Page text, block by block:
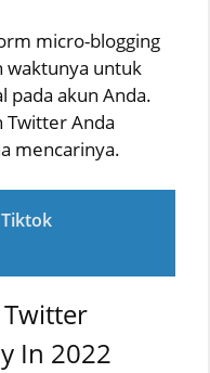
micro-blogging
waktunya untuk
pada akun Anda.
Twitter Anda
mencarinya.
In 2022